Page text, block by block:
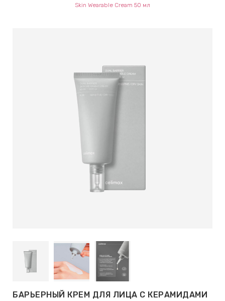
КРЕМЫ
Skin Wearable Cream 50 мл
БАРЬЕРНЫЙ КРЕМ ДЛЯ ЛИЦА С КЕРАМИДАМИ